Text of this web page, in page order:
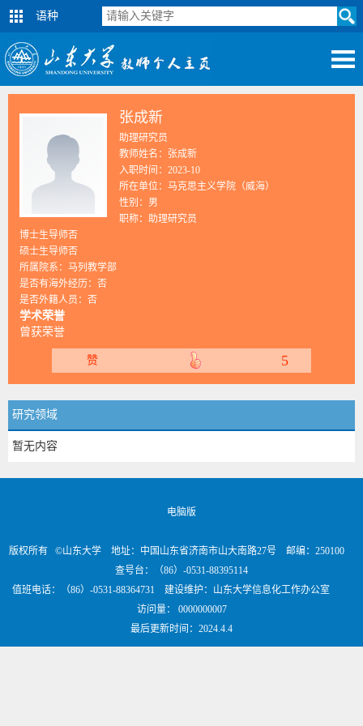
语种
张成新
助理研究员
教师姓名：张成新
入职时间：2023-10
所在单位：马克思主义学院（威海）
性别：男
职称：助理研究员
博士生导师否
硕士生导师否
所属院系：马列教学部
是否有海外经历：否
是否外籍人员：否
学术荣誉
曾获荣誉
赞 5
研究领域
暂无内容
电脑版
版权所有 ©山东大学 地址：中国山东省济南市山大南路27号 邮编：250100
查号台：（86）-0531-88395114
值班电话：（86）-0531-88364731 建设维护：山东大学信息化工作办公室
访问量： 0000000007
最后更新时间： 2024.4.4